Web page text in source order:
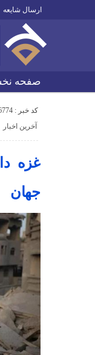
ارسال شایعه
صفحه
کد خبر : 6774
آخرین اخبار
غزه
جهان